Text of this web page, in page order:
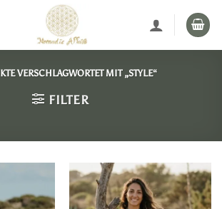
VERSCHLAGWORTET MIT „STYLE“
FILTER